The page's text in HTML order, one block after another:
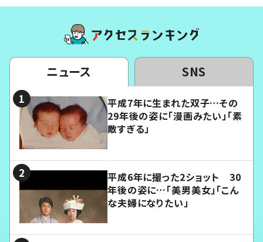
ニュース SNS
平成7年に生まれた双子…その
29年後の姿に「漫画みたい」「素
敵すぎる」
平成6年に撮った2ショット 30
年後の姿に…「美男美女」「こん
な夫婦になりたい」